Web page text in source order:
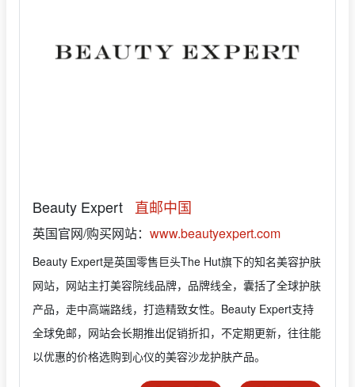
Beauty Expert 直邮中国
英国官网/购买网站： www.beautyexpert.com
Beauty Expert是英国零售巨头The Hut旗下的知名美容护肤
网站，网站主打美容院线品牌，品牌线全，囊括了全球护肤
产品，走中高端路线，打造精致女性。Beauty Expert支持
全球免邮，网站会长期推出促销折扣，不定期更新，往往能
以优惠的价格选购到心仪的美容沙龙护肤产品。